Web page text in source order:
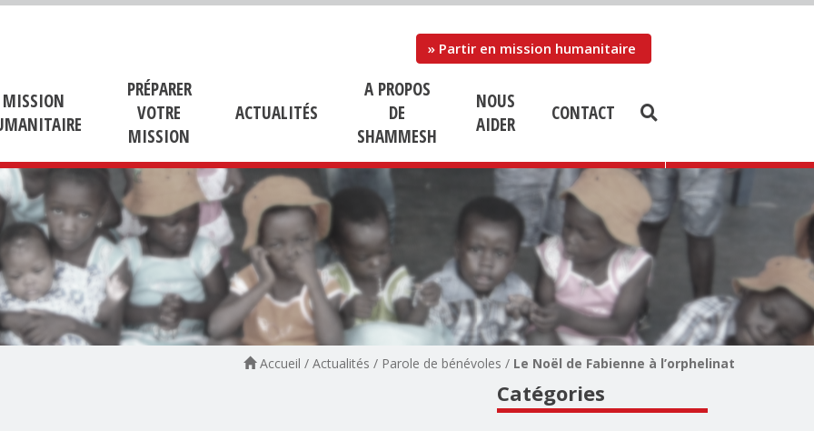
» Partir en mission humanitaire
MISSION
PRÉPARER
VOTRE
MISSION
ACTUALITÉS
A PROPOS
DE
SHAMMESH
NOUS
AIDER
CONTACT
Accueil / Actualités / Parole de bénévoles / Le Noël de Fabienne à l’orphelinat
Catégories